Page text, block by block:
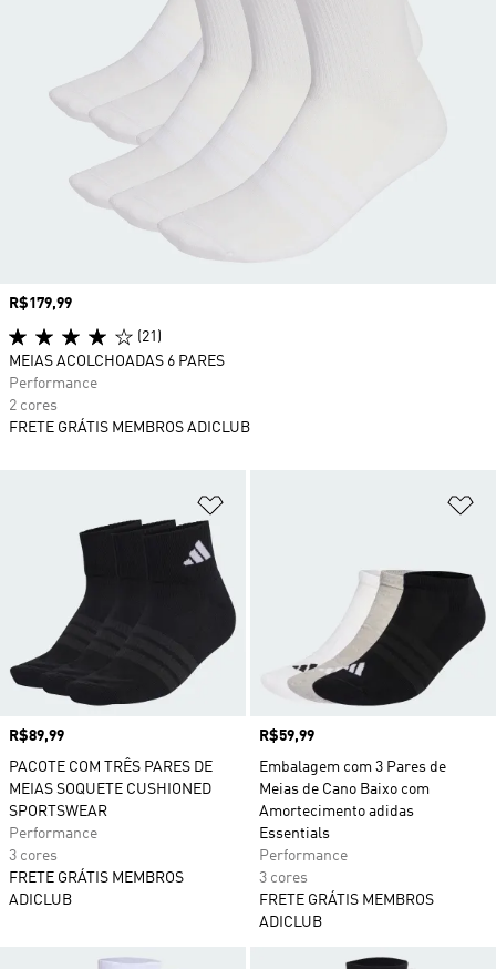
Preço
R$89,99
PACOTE COM TRÊS PARES DE
MEIAS SOQUETE CUSHIONED
SPORTSWEAR
Performance
3 cores
FRETE GRÁTIS MEMBROS
ADICLUB
Preço
R$59,99
Embalagem com 3 Pares de
Meias de Cano Baixo com
Amortecimento adidas
Essentials
Performance
3 cores
FRETE GRÁTIS MEMBROS
ADICLUB
Preço
R$179,99
(21)
MEIAS ACOLCHOADAS 6 PARES
Performance
2 cores
FRETE GRÁTIS MEMBROS ADICLUB